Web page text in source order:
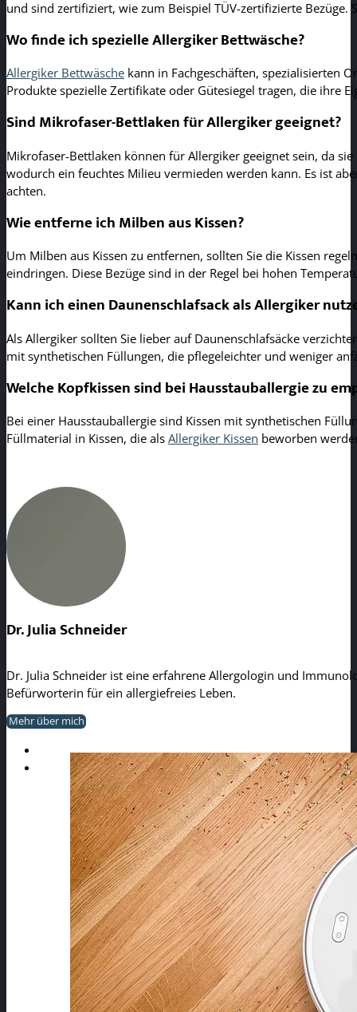
und sind zertifiziert, wie zum Beispiel TÜV-zertifizierte
Wo finde ich spezielle Allergiker Bettwäsche?
Allergiker Bettwäsche kann in Fachgeschäften, spezialisierten
Produkte spezielle Zertifikate oder Gütesiegel tragen, die ihre
Sind Mikrofaser-Bettlaken für Allergiker geeignet?
Mikrofaser-Bettlaken können für Allergiker geeignet sein, da
wodurch ein feuchtes Milieu vermieden werden kann. Es ist
achten.
Wie entferne ich Milben aus Kissen?
Um Milben aus Kissen zu entfernen, sollten Sie die Kissen
eindringen. Diese Bezüge sind in der Regel bei hohen
Kann ich einen Daunenschlafsack als Allergiker
Als Allergiker sollten Sie lieber auf Daunenschlafsäcke
mit synthetischen Füllungen, die pflegeleichter und weniger
Welche Kopfkissen sind bei Hausstauballergie zu
Bei einer Hausstauballergie sind Kissen mit synthetischen
Füllmaterial in Kissen, die als Allergiker Kissen beworben
Dr. Julia Schneider
Dr. Julia Schneider ist eine erfahrene Allergologin und
Befürworterin für ein allergiefreies Leben.
Mehr über mich